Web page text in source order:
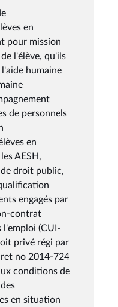
en
pour mission
l'élève, qu'ils
humaine
de personnels
en
AESH,
droit public,
engagés par
contrat
l'emploi (CUI-
privé régi par
no 2014-724
conditions de
en situation